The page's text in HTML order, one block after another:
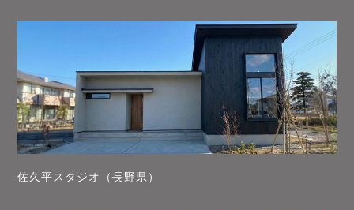
佐久平スタジオ（長野県）